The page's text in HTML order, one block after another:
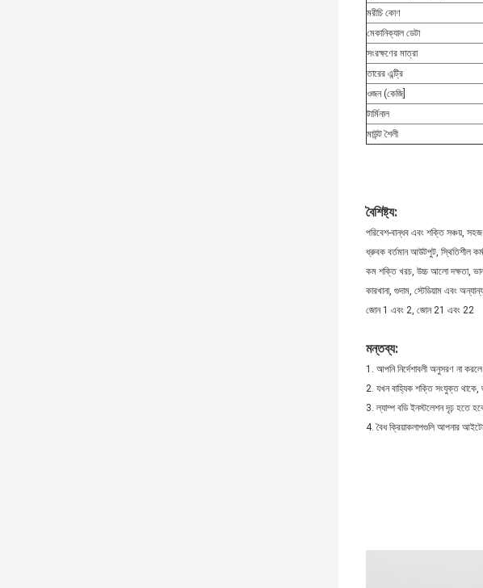
মরীচি কোণ
মেকানিক্যাল ডেটা
সংরক্ষণের মাত্রা
তারের এন্ট্রি
ওজন (কেজি]
টার্মিনাল
মাউন্ট শৈলী
বৈশিষ্ট্য:
পরিবেশ-বান্ধব এবং শক্তি সঞ্চয়,
ধ্রুবক বর্তমান আউটপুট, স্থিতিশীল
কম শক্তি খরচ, উচ্চ আলো দক্ষতা, ভাল
কারখানা, গুদাম, স্টেডিয়াম এবং
জোন 1 এবং 2, জোন 21 এবং 22
মন্তব্য:
1. আপনি নির্দেশাবলী অনুসরণ না
2. যখন বাহ্যিক শক্তি সংযুক্ত
3. ল্যাম্প বডি ইনস্টলেশন দৃঢ় হতে
4. বৈধ ক্রিয়াকলাপগুলি আপনার